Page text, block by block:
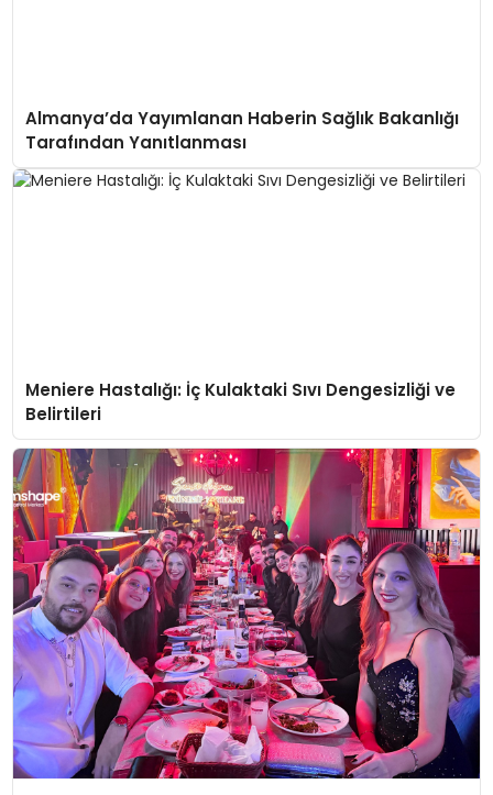
Almanya’da Yayımlanan Haberin Sağlık Bakanlığı
Tarafından Yanıtlanması
Meniere Hastalığı: İç Kulaktaki Sıvı Dengesizliği ve
Belirtileri